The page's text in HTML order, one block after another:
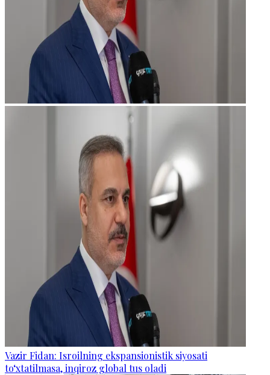
Vazir Fidan: Isroilning ekspansionistik siyosati
to‘xtatilmasa, inqiroz global tus oladi